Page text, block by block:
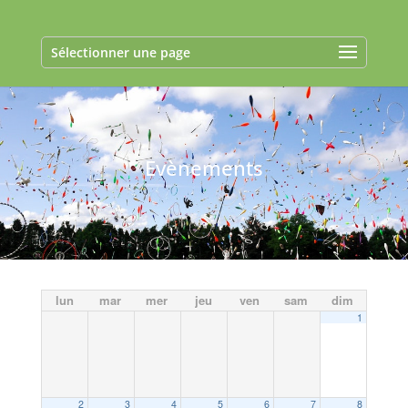
Sélectionner une page
Evènements
lun mar mer jeu ven sam dim
1
2 3 4 5 6 7 8